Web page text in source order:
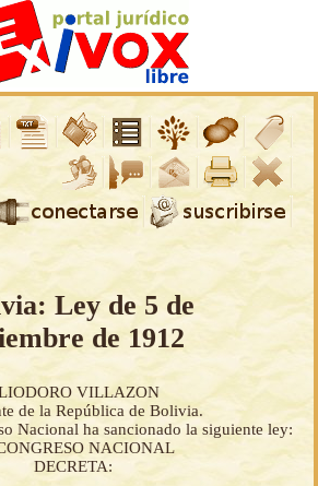
Ley de 5 de
de 1912
VILLAZON
de la República de Bolivia.
Nacional ha sancionado la siguiente ley:
NACIONAL
DECRETA: